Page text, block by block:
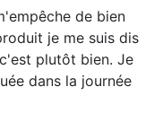
de bien
je me suis dis
plutôt bien. Je
dans la journée